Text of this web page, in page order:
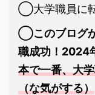
◯大学職員に転
◯このブログ
職成功！2024
本で一番、大
（な気がする）